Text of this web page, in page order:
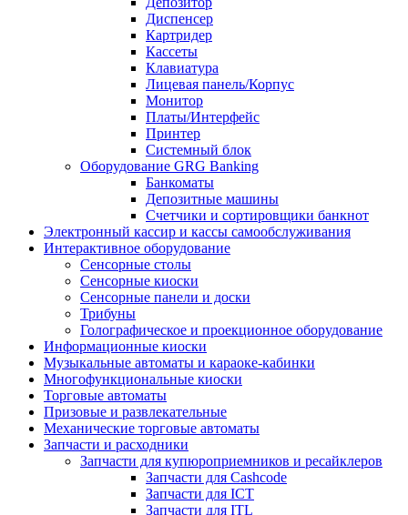
Диспенсер
Картридер
Кассеты
Клавиатура
Лицевая панель/Корпус
Монитор
Платы/Интерфейс
Принтер
Системный блок
Оборудование GRG Banking
Банкоматы
Депозитные машины
Счетчики и сортировщики банкнот
Электронный кассир и кассы самообслуживания
Интерактивное оборудование
Сенсорные столы
Сенсорные киоски
Сенсорные панели и доски
Трибуны
Голографическое и проекционное оборудование
Информационные киоски
Музыкальные автоматы и караоке-кабинки
Многофункциональные киоски
Торговые автоматы
Призовые и развлекательные
Механические торговые автоматы
Запчасти и расходники
Запчасти для купюроприемников и ресайклеров
Запчасти для Cashcode
Запчасти для ICT
Запчасти для ITL